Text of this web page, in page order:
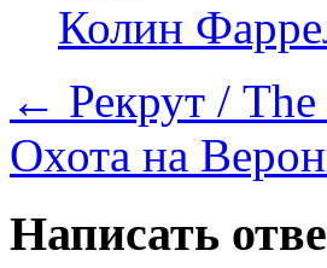
Колин
← Рекрут /
Охота на
Написать